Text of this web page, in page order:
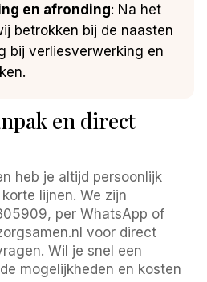
en afronding: Na het
betrokken bij de naasten
bij verliesverwerking en
en direct
heb je altijd persoonlijk
lijnen. We zijn
per WhatsApp of
voor direct
Wil je snel een
mogelijkheden en kosten